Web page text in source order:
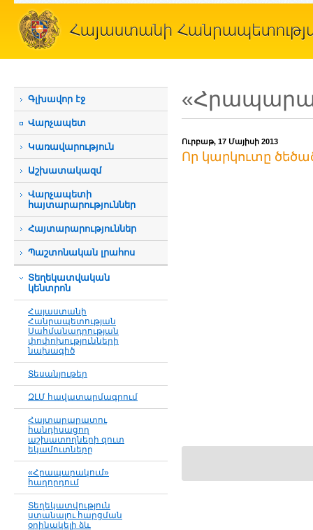
Գլխավոր էջ
Վարչապետ
Կառավարություն
Աշխատակազմ
Վարչապետի
հայտարարություններ
Հայտարարություններ
Պաշտոնական լրահոս
Տեղեկատվական
կենտրոն
Հայաստանի
Հանրապետության
Սահմանադրության
փոփոխությունների
նախագիծ
Տեսանյութեր
ԶԼՄ հավատարմագրում
Հայտարարատու
հանդիսացող
աշխատողների զուտ
եկամուտները
«Հրապարակում»
հաղորդում
Տեղեկատվություն
ստանալու հարցման
օրինակելի ձև
Ուրբաթ, 17 Մայիսի 2013
Որ կարկուտը